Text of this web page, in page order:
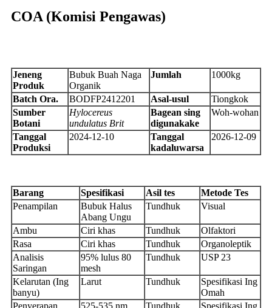
COA (Komisi Pengawas)
Jeneng
Produk
Bubuk Buah Naga
Organik
Jumlah 1000kg
Batch Ora. BODFP2412201 Asal-usul
Tiongkok
Sumber
Botani
Hylocereus
undulatus Brit
Bagean sing
digunakake
Woh-wohan
Tanggal
Produksi
2024-12-10
Tanggal
kadaluwarsa
2026-12-09
Barang Spesifikasi Asil tes
Metode Tes
Penampilan
Bubuk Halus
Abang Ungu
Tundhuk Visual
Ambu Ciri khas Tundhuk
Olfaktori
Rasa
Ciri khas Tundhuk
Organoleptik
Analisis
Saringan
95% lulus 80
mesh
Tundhuk USP 23
Kelarutan (Ing
banyu)
Larut Tundhuk
Spesifikasi Ing
Omah